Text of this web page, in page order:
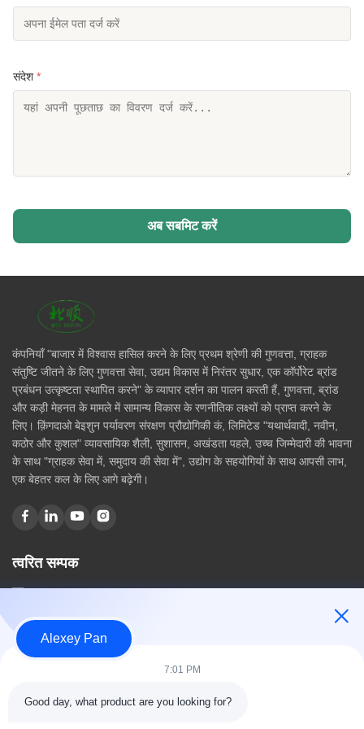
संदेश *
अब सबमिट करें
कंपनियाँ "बाजार में विश्वास हासिल करने के लिए प्रथम श्रेणी की गुणवत्ता, ग्राहक
संतुष्टि जीतने के लिए गुणवत्ता सेवा, उद्यम विकास में निरंतर सुधार, एक कॉर्पोरेट ब्रांड
प्रबंधन उत्कृष्टता स्थापित करने" के व्यापार दर्शन का पालन करती हैं, गुणवत्ता, ब्रांड
और कड़ी मेहनत के मामले में सामान्य विकास के रणनीतिक लक्ष्यों को प्राप्त करने के
लिए। क़िंगदाओ बेइशुन पर्यावरण संरक्षण प्रौद्योगिकी कं, लिमिटेड "यथार्थवादी, नवीन,
कठोर और कुशल" व्यावसायिक शैली, सुशासन, अखंडता पहले, उच्च जिम्मेदारी की भावना
के साथ "ग्राहक सेवा में, समुदाय की सेवा में", उद्योग के सहयोगियों के साथ आपसी लाभ,
एक बेहतर कल के लिए आगे बढ़ेगी।
त्वरित सम्पक
घर
उत्पादों
संपर्क करें
श्रेणियाँ
Alexey Pan
7:01 PM
Good day, what product are you looking for?